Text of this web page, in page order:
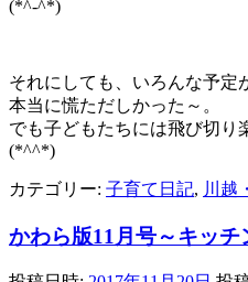
(*^-^*)
それにしても、いろんな予定
本当に慌ただしかった～。
でも子どもたちには飛び切り
(*^^*)
カテゴリー: 子育て日記, 川越
かわら版11月号～キッ